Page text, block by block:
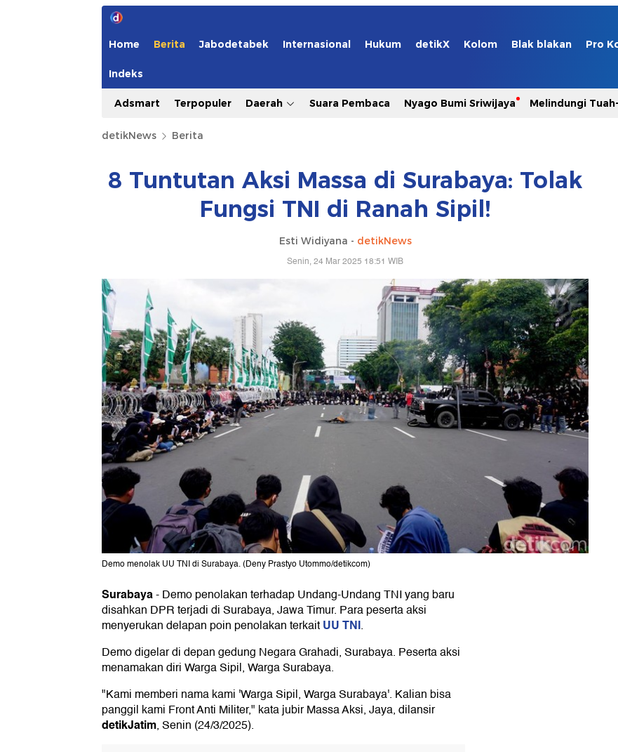
Home Berita Jabodetabek Internasional Hukum detikX Kolom Blak blakan Pro
Indeks
Adsmart Terpopuler Daerah Suara Pembaca Nyago Bumi Sriwijaya Melindungi
detikNews Berita
8 Tuntutan Aksi Massa di Surabaya: Tolak
Fungsi TNI di Ranah Sipil!
Esti Widiyana - detikNews
Senin, 24 Mar 2025 18:51 WIB
Demo menolak UU TNI di Surabaya. (Deny Prastyo Utommo/detikcom)
Surabaya-Demo penolakan terhadap Undang-Undang TNI yang baru
disahkan DPR terjadi di Surabaya, Jawa Timur. Para peserta aksi
menyerukan delapan poin penolakan terkaitUU TNI.
Demo digelar di depan gedung Negara Grahadi, Surabaya. Peserta aksi
menamakan diri Warga Sipil, Warga Surabaya.
"Kami memberi nama kami 'Warga Sipil, Warga Surabaya'. Kalian bisa
panggil kami Front Anti Militer," kata jubir Massa Aksi, Jaya, dilansir
detikJatim, Senin (24/3/2025).